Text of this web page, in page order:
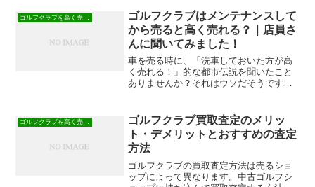
ゴルフクラブを高く売る方法
ゴルフクラブはメンテナンスして
から売ると高く売れる？｜店員さ
んに聞いてみました！
車を売る時に、「洗車しておいた方が高
く売れる！」的な都市伝説を聞いたこと
ありませんか？それはウソだそうです。
が出せる」＝「買取価格が良くなる」と
いう事らしいです。
ゴルフクラブを高く売る方法
ゴルフクラブ買取査定のメリッ
ト・デメリットとおすすめの査定
方法
ゴルフクラブの買取査定方法は売るショ
ップによって異なります。中古ゴルフシ